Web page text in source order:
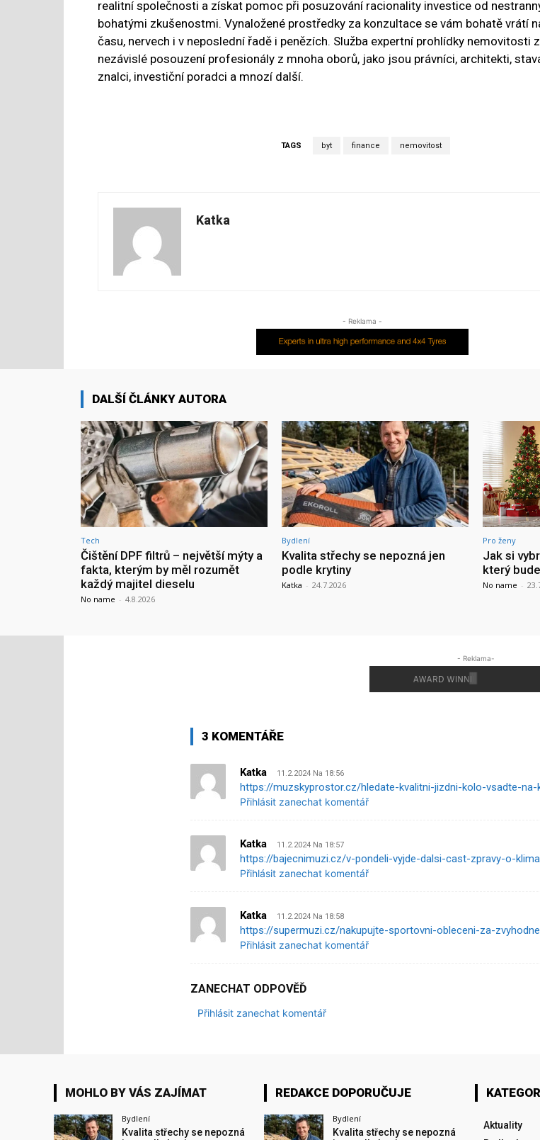
realitní společnosti a získat pomoc při posuzování racionality investice od
bohatými zkušenostmi. Vynaložené prostředky za konzultace se vám bohatě vrátí
času, nervech i v neposlední řadě i penězích. Služba expertní prohlídky nemovitosti
nezávislé posouzení profesionály z mnoha oborů, jako jsou právníci, architekti,
znalci, investiční poradci a mnozí další.
TAGS byt finance nemovitost
Katka
- Reklama -
DALŠÍ ČLÁNKY AUTORA
Tech
Čištění DPF filtrů – největší mýty a
fakta, kterým by měl rozumět
každý majitel dieselu
No name - 4.8.2026
Bydlení
Kvalita střechy se nepozná jen
podle krytiny
Katka - 24.7.2026
Pro ženy
Jak si
který
No name -
- Reklama-
3 KOMENTÁŘE
Katka 11.2.2024 Na 18:56
https://muzskyprostor.cz/hledate-kvalitni-jizdni-kolo-vsadte-
Přihlásit zanechat komentář
Katka 11.2.2024 Na 18:57
https://bajecnimuzi.cz/v-pondeli-vyjde-dalsi-cast-zpravy-o-
Přihlásit zanechat komentář
Katka 11.2.2024 Na 18:58
https://supermuzi.cz/nakupujte-sportovni-obleceni-za-
Přihlásit zanechat komentář
ZANECHAT ODPOVĚĎ
Přihlásit zanechat komentář
MOHLO BY VÁS ZAJÍMAT
Bydlení
Kvalita střechy se nepozná
REDAKCE DOPORUČUJE
Bydlení
Kvalita střechy se nepozná
Aktuality